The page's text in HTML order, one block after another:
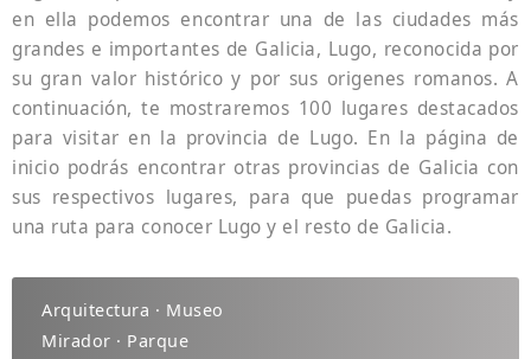
en ella podemos encontrar una de las ciudades más
grandes e importantes de Galicia, Lugo, reconocida por
su gran valor histórico y por sus origenes romanos. A
continuación, te mostraremos 100 lugares destacados
para visitar en la provincia de Lugo. En la página de
inicio podrás encontrar otras provincias de Galicia con
sus respectivos lugares, para que puedas programar
una ruta para conocer Lugo y el resto de Galicia.
Arquitectura · Museo
Mirador · Parque